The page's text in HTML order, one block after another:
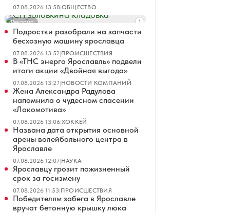
07.08.2026 13:58|ОБЩЕСТВО
Реклама
Подростки разобрали на запчасти
бесхозную машину ярославца
07.08.2026 13:52|ПРОИСШЕСТВИЯ
В «ТНС энерго Ярославль» подвели
итоги акции «Двойная выгода»
07.08.2026 13:27|НОВОСТИ КОМПАНИЙ
Жена Александра Радулова
напомнила о чудесном спасении
«Локомотива»
07.08.2026 13:06|ХОККЕЙ
Названа дата открытия основной
арены волейбольного центра в
Ярославле
07.08.2026 12:07|НАУКА
Ярославцу грозит пожизненный
срок за госизмену
07.08.2026 11:53|ПРОИСШЕСТВИЯ
Победителям забега в Ярославле
вручат бетонную крышку люка